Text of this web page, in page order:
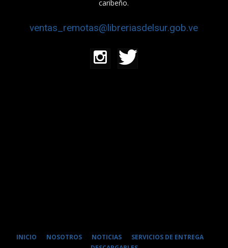
caribeño.
ventas_remotas@libreriasdelsur.gob.ve
INICIO NOSOTROS NOTICIAS
SERVICIOS DE ENTREGA